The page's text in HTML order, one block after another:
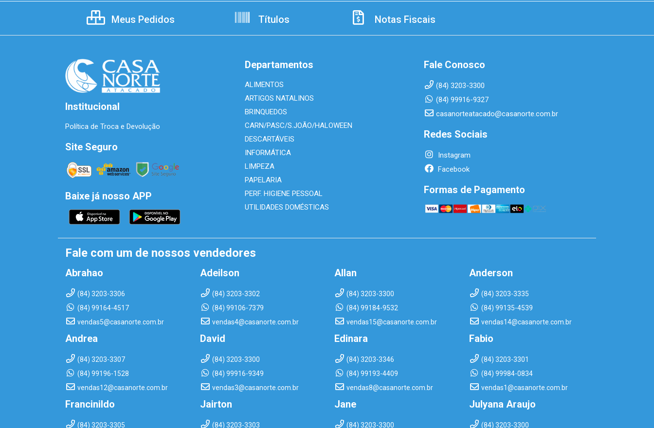
Meus Pedidos Títulos Notas Fiscais
Institucional
Política de Troca e Devolução
Site Seguro
Baixe já nosso APP
Departamentos
ALIMENTOS
ARTIGOS NATALINOS
BRINQUEDOS
CARN/PASC/S.JOÃO/HALOWEEN
DESCARTÁVEIS
INFORMÁTICA
LIMPEZA
PAPELARIA
PERF. HIGIENE PESSOAL
UTILIDADES DOMÉSTICAS
Fale Conosco
(84) 3203-3300
(84) 99916-9327
casanorteatacado@casanorte.com.br
Redes Sociais
Instagram
Facebook
Formas de Pagamento
Fale com um de nossos vendedores
Abrahao
(84) 3203-3306
(84) 99164-4517
vendas5@casanorte.com.br
Adeilson
(84) 3203-3302
(84) 99106-7379
vendas4@casanorte.com.br
Allan
(84) 3203-3300
(84) 99184-9532
vendas15@casanorte.com.br
Anderson
(84) 3203-3335
(84) 99135-4539
vendas14@casanorte.com.br
Andrea
(84) 3203-3307
(84) 99196-1528
vendas12@casanorte.com.br
David
(84) 3203-3300
(84) 99916-9349
vendas3@casanorte.com.br
Edinara
(84) 3203-3346
(84) 99193-4409
vendas8@casanorte.com.br
Fabio
(84) 3203-3301
(84) 99984-0834
vendas1@casanorte.com.br
Francinildo
(84) 3203-3305
Jairton
(84) 3203-3303
Jane
(84) 3203-3300
Julyana Araujo
(84) 3203-3300